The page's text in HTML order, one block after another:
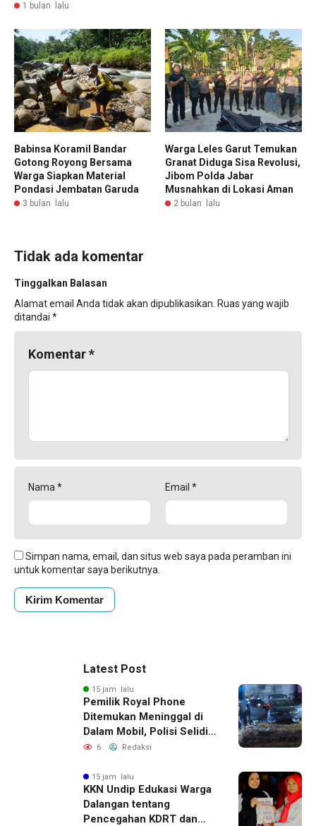
1 bulan lalu
Babinsa Koramil Bandar
Gotong Royong Bersama
Warga Siapkan Material
Pondasi Jembatan Garuda
3 bulan lalu
Warga Leles Garut Temukan
Granat Diduga Sisa Revolusi,
Jibom Polda Jabar
Musnahkan di Lokasi Aman
2 bulan lalu
Tidak ada komentar
Tinggalkan Balasan
Alamat email Anda tidak akan dipublikasikan. Ruas yang wajib
ditandai *
Komentar*
Nama * Email *
Simpan nama, email, dan situs web saya pada peramban ini
untuk komentar saya berikutnya.
Latest Post
15 jam lalu
Pemilik Royal Phone
Ditemukan Meninggal di
Dalam Mobil, Polisi Selidiki
Dugaan Keterkaitan
6 Redaksi
15 jam lalu
KKN Undip Edukasi Warga
Dalangan tentang
Pencegahan KDRT dan